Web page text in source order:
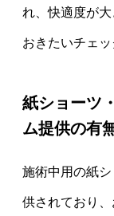
れ、快適度が
おきたいチェッ
紙ショーツ
ム提供の有
施術中用の紙
供されており